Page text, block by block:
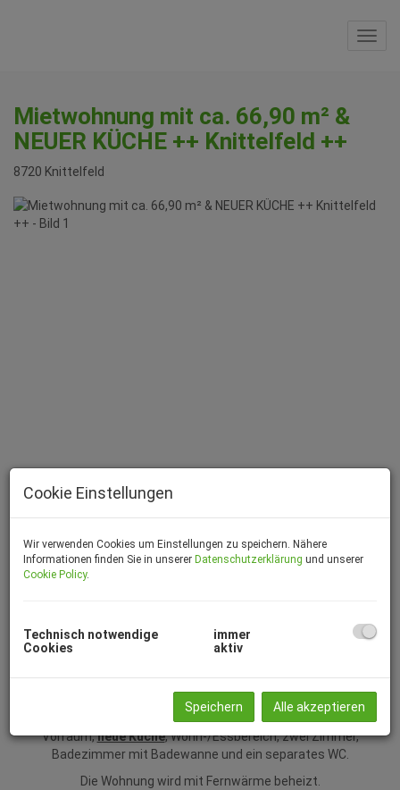
Mietwohnung mit ca. 66,90 m² &
NEUER KÜCHE ++ Knittelfeld ++
8720 Knittelfeld
Beschreibung
Ideal als Starterwohnung oder für Paare!
Zur Vermietung gelangt eine gut aufgeteilte Mietwohnung mit
ca. 66,90 m² in Knittelfeld. Die Wohnung teilt sich wie folgt auf:
Vorraum,neue Küche, Wohn-/Essbereich, zwei Zimmer,
Badezimmer mit Badewanne und ein separates WC.
Die Wohnung wird mit Fernwärme beheizt.
Cookie Einstellungen
Wir verwenden Cookies um Einstellungen zu speichern. Nähere
Informationen finden Sie in unserer Datenschutzerklärung und unserer
Cookie Policy.
Technisch notwendige
Cookies
immer
aktiv
Speichern Alle akzeptieren